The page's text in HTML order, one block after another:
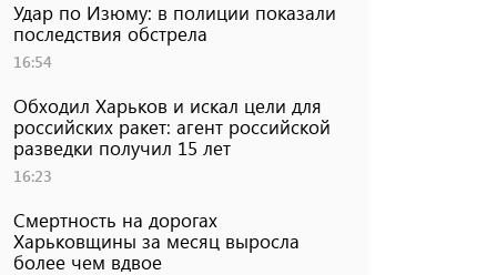
Удар по Изюму: в полиции показали
последствия обстрела
16:54
Обходил Харьков и искал цели для
российских ракет: агент российской
разведки получил 15 лет
16:23
Смертность на дорогах
Харьковщины за месяц выросла
более чем вдвое